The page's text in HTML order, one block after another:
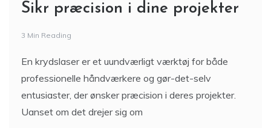
Sikr præcision i dine projekter
3 Min Reading
En krydslaser er et uundværligt værktøj for både
professionelle håndværkere og gør-det-selv
entusiaster, der ønsker præcision i deres projekter.
Uanset om det drejer sig om